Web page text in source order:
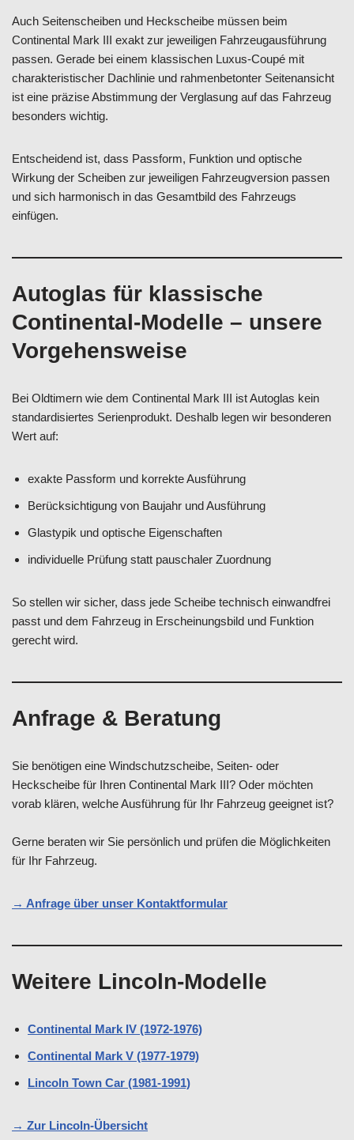
Auch Seitenscheiben und Heckscheibe müssen beim
Continental Mark III exakt zur jeweiligen Fahrzeugausführung
passen. Gerade bei einem klassischen Luxus-Coupé mit
charakteristischer Dachlinie und rahmenbetonter Seitenansicht
ist eine präzise Abstimmung der Verglasung auf das Fahrzeug
besonders wichtig.
Entscheidend ist, dass Passform, Funktion und optische
Wirkung der Scheiben zur jeweiligen Fahrzeugversion passen
und sich harmonisch in das Gesamtbild des Fahrzeugs
einfügen.
Autoglas für klassische
Continental-Modelle – unsere
Vorgehensweise
Bei Oldtimern wie dem Continental Mark III ist Autoglas kein
standardisiertes Serienprodukt. Deshalb legen wir besonderen
Wert auf:
exakte Passform und korrekte Ausführung
Berücksichtigung von Baujahr und Ausführung
Glastypik und optische Eigenschaften
individuelle Prüfung statt pauschaler Zuordnung
So stellen wir sicher, dass jede Scheibe technisch einwandfrei
passt und dem Fahrzeug in Erscheinungsbild und Funktion
gerecht wird.
Anfrage & Beratung
Sie benötigen eine Windschutzscheibe, Seiten- oder
Heckscheibe für Ihren Continental Mark III? Oder möchten
vorab klären, welche Ausführung für Ihr Fahrzeug geeignet ist?
Gerne beraten wir Sie persönlich und prüfen die Möglichkeiten
für Ihr Fahrzeug.
→ Anfrage über unser Kontaktformular
Weitere Lincoln-Modelle
Continental Mark IV (1972-1976)
Continental Mark V (1977-1979)
Lincoln Town Car (1981-1991)
→ Zur Lincoln-Übersicht